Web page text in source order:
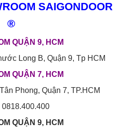
SAIGONDOOR
®
QUẬN 9, HCM
Long B, Quận 9, Tp HCM
QUẬN 7, HCM
Phong, Quận 7, TP.HCM
0818.400.400
QUẬN 9, HCM